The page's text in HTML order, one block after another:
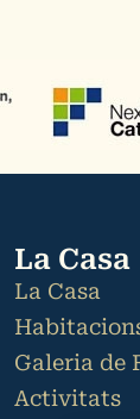
La Casa
La Casa
Galeria de
Activitats